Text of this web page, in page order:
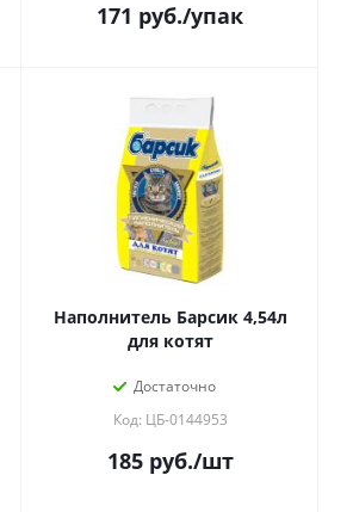
171 руб./упак
Наполнитель Барсик 4,54л
для котят
Достаточно
Код: ЦБ-0144953
185руб./шт